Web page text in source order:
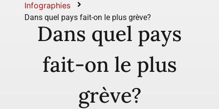
Infographies
Dans quel pays fait-on le plus grève?
Dans quel pays
fait-on le plus
grève?